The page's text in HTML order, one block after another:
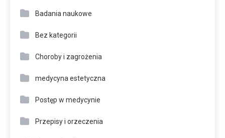
Badania naukowe
Bez kategorii
Choroby i zagrożenia
medycyna estetyczna
Postęp w medycynie
Przepisy i orzeczenia